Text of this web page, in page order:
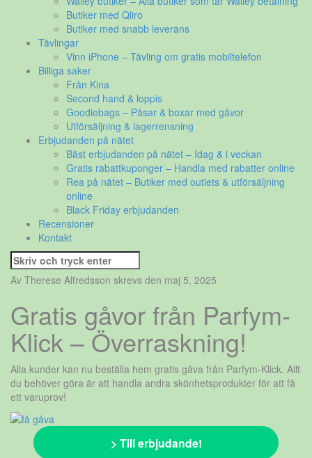
Butiker med Qliro
Butiker med snabb leverans
Tävlingar
Vinn iPhone – Tävling om gratis mobiltelefon
Billiga saker
Från Kina
Second hand & loppis
Goodiebags – Påsar & boxar med gåvor
Utförsäljning & lagerrensning
Erbjudanden på nätet
Bäst erbjudanden på nätet – Idag & i veckan
Gratis rabattkuponger – Handla med rabatter online
Rea på nätet – Butiker med outlets & utförsäljning
online
Black Friday erbjudanden
Recensioner
Kontakt
Sök
efter:
Av Therese Alfredsson skrevs den maj 5, 2025
Gratis gåvor från Parfym-
Klick – Överraskning!
Alla kunder kan nu beställa hem gratis gåva från Parfym-Klick. Allt
du behöver göra är att handla andra skönhetsprodukter för att få
ett varuprov!
> Till erbjudande!